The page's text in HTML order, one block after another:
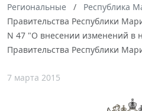
Региональные
Республика
Правительства Республики
N 47 "О внесении изменений в
Правительства Республики
7 марта 2015